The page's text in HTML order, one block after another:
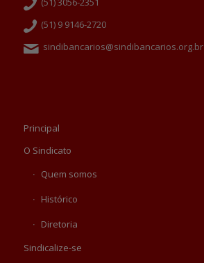
(51) 9 9146-2720
sindibancarios@sindibancarios.org.br
Principal
O Sindicato
Quem somos
Histórico
Diretoria
Sindicalize-se